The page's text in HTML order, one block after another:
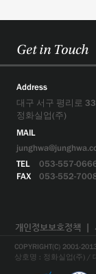
Get in Touch
Address
대구 서구 평리로
정화실업(주)
MAIL
TEL
053-557-
FAX
053-552-
개인정보보호정책
COPYRIGHT(C) 2001-
상호명 : 정화실업(주) /